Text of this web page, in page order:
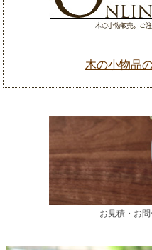
木の小物品
お見積・お